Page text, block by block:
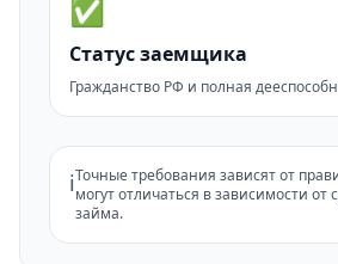
✅
Статус заемщика
Гражданство РФ и полная
ℹ️Точные требования зависят от
могут отличаться в зависимости от
займа.